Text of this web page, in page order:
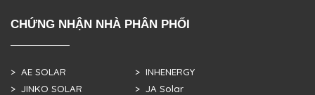
CHỨNG NHẬN NHÀ PHÂN PHỐI
> AE SOLAR
> JINKO SOLAR
> INHENERGY
> JA Solar